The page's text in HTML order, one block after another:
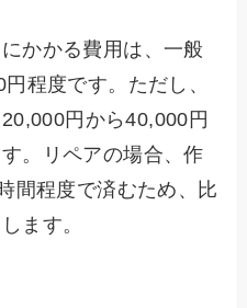
かかる費用は、一般
程度です。ただし、
円から40,000円
。リペアの場合、作
間程度で済むため、比
ます。